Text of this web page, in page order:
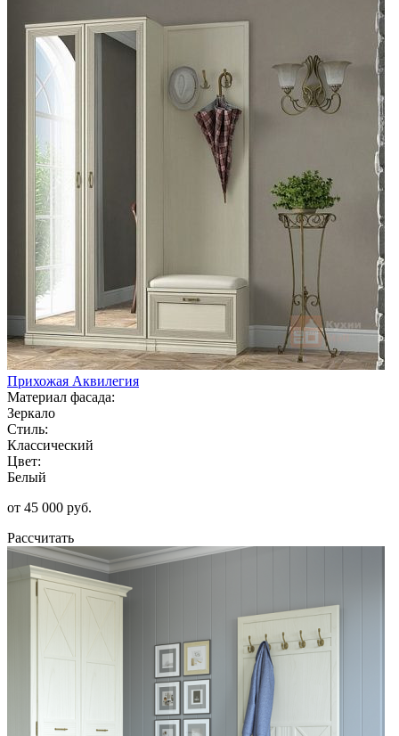
Прихожая Аквилегия
Материал фасада:
Зеркало
Стиль:
Классический
Цвет:
Белый
от 45 000 руб.
Рассчитать